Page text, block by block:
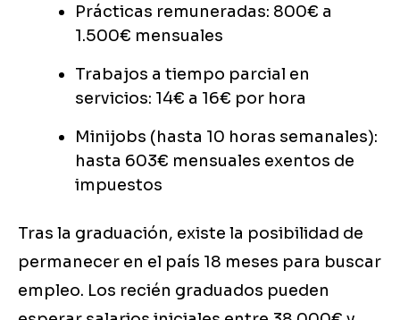
Prácticas remuneradas: 800€ a
1.500€ mensuales
Trabajos a tiempo parcial en
servicios: 14€ a 16€ por hora
Minijobs (hasta 10 horas semanales):
hasta 603€ mensuales exentos de
impuestos
Tras la graduación, existe la posibilidad de
permanecer en el país 18 meses para buscar
empleo. Los recién graduados pueden